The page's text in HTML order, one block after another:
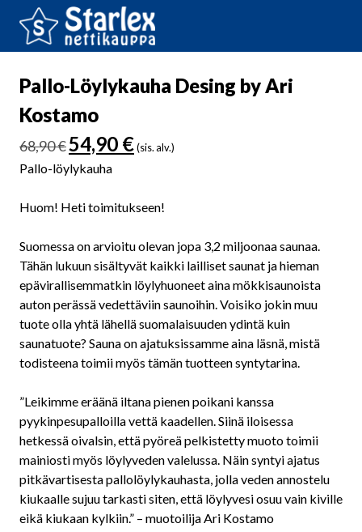
Pallo-Löylykauha Desing by Ari
Kostamo
68,90€ Alkuperäinen
hinta
oli:
54,90 €Nykyinen
hinta
(sis. alv.)
Pallo-löylykauha
Huom! Heti toimitukseen!
Suomessa on arvioitu olevan jopa 3,2 miljoonaa saunaa.
Tähän lukuun sisältyvät kaikki lailliset saunat ja hieman
epävirallisemmatkin löylyhuoneet aina mökkisaunoista
auton perässä vedettäviin saunoihin. Voisiko jokin muu
tuote olla yhtä lähellä suomalaisuuden ydintä kuin
saunatuote? Sauna on ajatuksissamme aina läsnä, mistä
todisteena toimii myös tämän tuotteen syntytarina.
”Leikimme eräänä iltana pienen poikani kanssa
pyykinpesupalloilla vettä kaadellen. Siinä iloisessa
hetkessä oivalsin, että pyöreä pelkistetty muoto toimii
mainiosti myös löylyveden valelussa. Näin syntyi ajatus
pitkävartisesta pallolöylykauhasta, jolla veden annostelu
kiukaalle sujuu tarkasti siten, että löylyvesi osuu vain kiville
eikä kiukaan kylkiin.” – muotoilija Ari Kostamo